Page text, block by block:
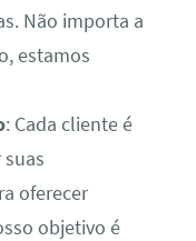
Não importa a
estamos
: Cada cliente é
oferecer
objetivo é